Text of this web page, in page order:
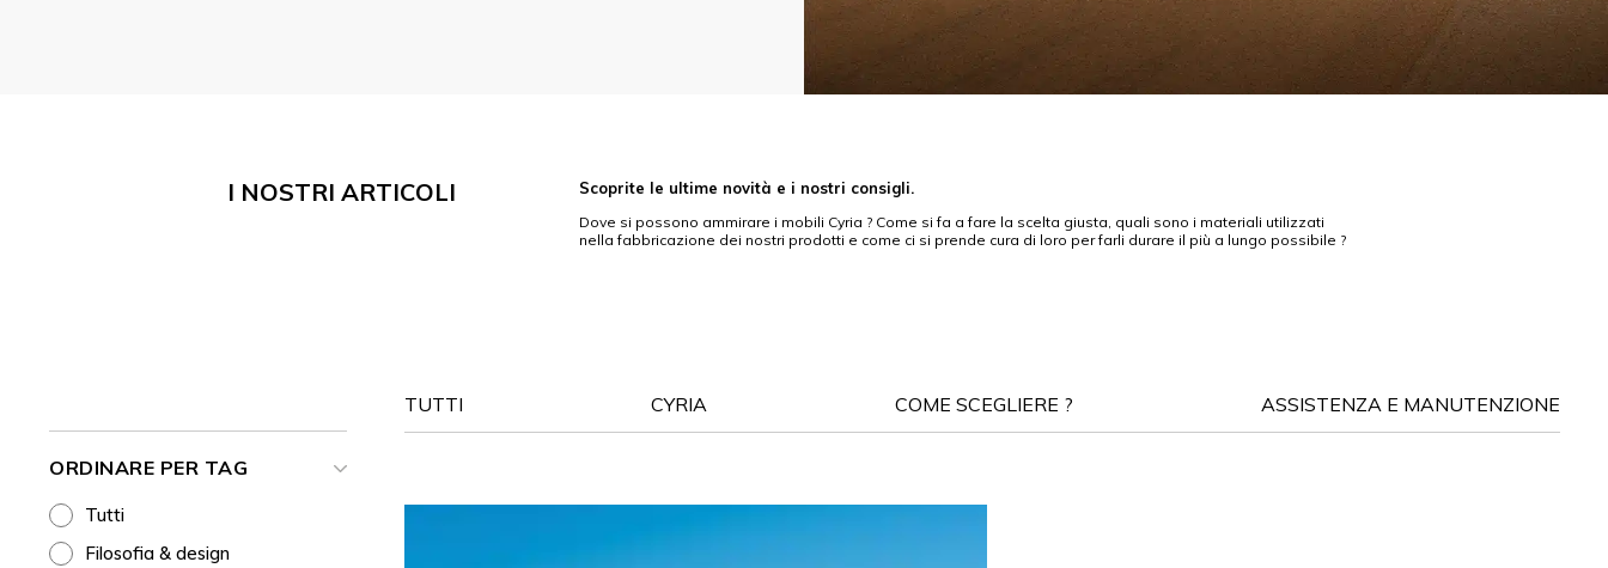
Scoprite le ultime novità e i nostri consigli.
Dove si possono ammirare i mobili Cyria ? Come si fa a fare la scelta giusta, quali sono i materiali utilizzati
nella fabbricazione dei nostri prodotti e come ci si prende cura di loro per farli durare il più a lungo possibile ?
I NOSTRI ARTICOLI
ORDINARE PER TAG
Tutti
Filosofia & design
TUTTI CYRIA COME SCEGLIERE ? ASSISTENZA E MANUTENZIONE